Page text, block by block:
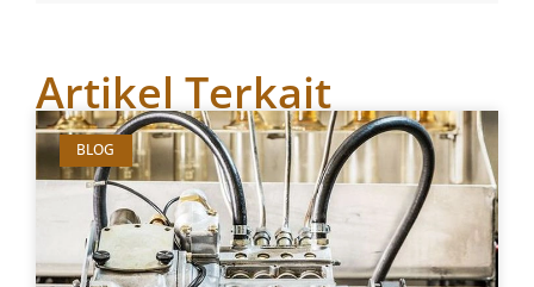
Artikel Terkait
BLOG